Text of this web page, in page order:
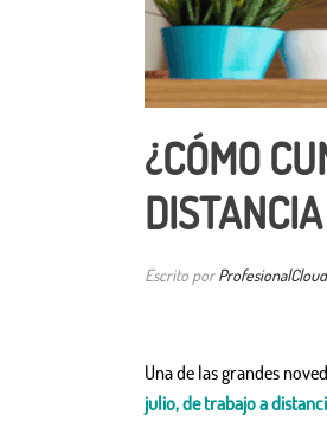
¿CÓMO
Escrito porProfesionalCloud
Una de las grandes
julio, de trabajo a